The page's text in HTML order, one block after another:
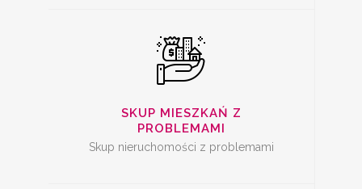
SKUP MIESZKAŃ Z
PROBLEMAMI
Skup nieruchomości z problemami
SKUP
NIERUCHOMOŚCI ZA
GOTÓWKĘ